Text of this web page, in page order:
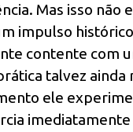
Mas isso
impulso
contente com
talvez
ele